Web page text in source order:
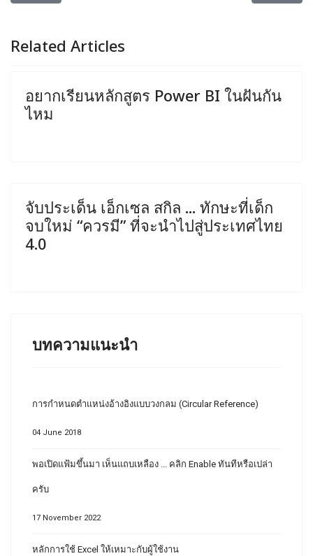
Related Articles
อยากเรียนหลักสูตร Power BI ในฝันกัน
ไหม
จับประเด็น เอ็กเซล สกิล ... ทักษะที่เด็ก
จบใหม่ “ควรมี” ที่จะนำไปสู่ประเทศไทย
4.0
บทความแนะนำ
การกำหนดตำแหน่งอ้างอิงแบบวงกลม (Circular Reference)
04 June 2018
พอเปิดแฟ้มขึ้นมา เห็นแถบเหลือง ... คลิก Enable ทันทีหรือเปล่า
ครับ
17 November 2022
หลักการใช้ Excel ให้เหมาะกับผู้ใช้งาน